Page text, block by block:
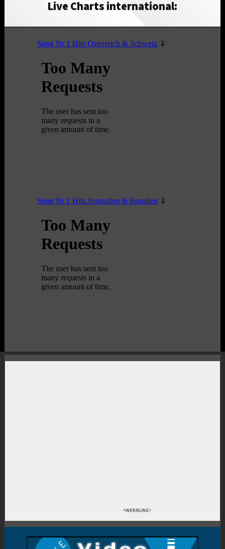
Live Charts international: